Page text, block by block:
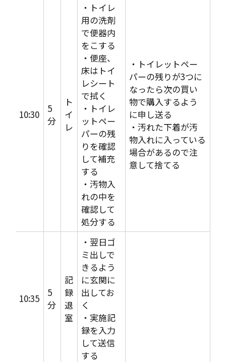
10:30
5
分
ト
イ
レ
・トイレ
用の洗剤
で便器内
をこする
・便座、
床はトイ
レシート
で拭く
・トイレ
ットペー
パーの残
りを確認
して補充
する
・汚物入
れの中を
確認して
処分する
・トイレットペー
パーの残りが3つに
なったら次の買い
物で購入するよう
に申し送る
・汚れた下着が汚
物入れに入っている
場合があるので注
意して捨てる
10:35
5
分
記
録
退
室
・翌日ゴ
ミ出しで
きるよう
に玄関に
出してお
く
・実施記
録を入力
して送信
する